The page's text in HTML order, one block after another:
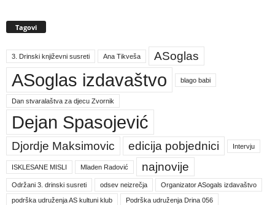
Tagovi
3. Drinski književni susreti Ana Tikveša ASoglas
ASoglas izdavaštvo blago babi
Dan stvaralaštva za djecu Zvornik
Dejan Spasojević
Djordje Maksimovic edicija pobjednici Intervju
ISKLESANE MISLI Mladen Radović najnovije
Održani 3. drinski susreti odsev neizrečja Organizator ASogals izdavaštvo
podrška udruženja AS kultuni klub Podrška udruženja Drina 056